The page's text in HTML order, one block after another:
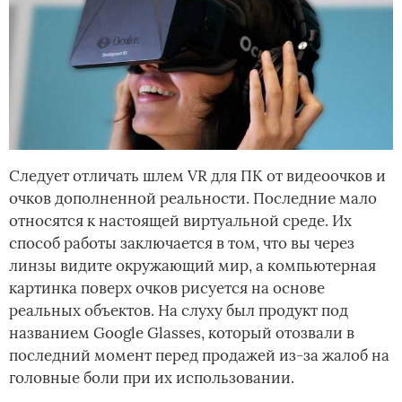
Следует отличать шлем VR для ПК от видеоочков и
очков дополненной реальности. Последние мало
относятся к настоящей виртуальной среде. Их
способ работы заключается в том, что вы через
линзы видите окружающий мир, а компьютерная
картинка поверх очков рисуется на основе
реальных объектов. На слуху был продукт под
названием Google Glasses, который отозвали в
последний момент перед продажей из-за жалоб на
головные боли при их использовании.